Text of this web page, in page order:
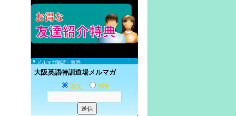
メルマガ購読・解除
大阪英語特訓道場メルマガ
購読 解除